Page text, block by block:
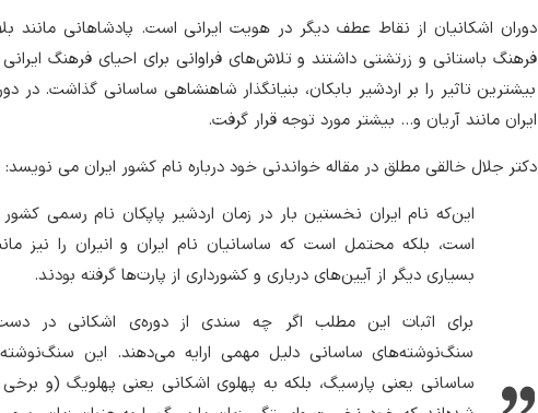
دوران اشکانیان از نقاط عطف دیگر در هویت ایرانی است. پادشاهانی مانند
فرهنگ باستانی و زرتشتی داشتند و تلاش‌های فراوانی برای احیای فرهنگ
بیشترین تاثیر را بر اردشیر بابکان، بنیانگذار شاهنشاهی ساسانی گذاشت. در
ایران مانند آریان و… بیشتر مورد توجه قرار گرفت.
دکتر جلال خالقی مطلق در مقاله خواندنی خود درباره نام کشور ایران می نویسد:
این‌که نام ایران نخستین بار در زمان اردشیر پاپکان نام رسمی
است، بلکه محتمل است که ساسانیان نام ایران و انیران را نیز
بسیاری دیگر از آیین‌های درباری و کشورداری از پارت‌ها گرفته بودند.
برای اثبات این مطلب اگر چه سندی از دوره‌ی اشکانی در
سنگ‌نوشته‌های ساسانی دلیل مهمی ارایه می‌دهند. این
ساسانی یعنی پارسیگ، بلکه به پهلوی اشکانی یعنی پهلویگ (و برخی